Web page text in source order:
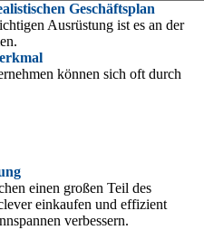
Geschäftsplan
Ausrüstung ist es an der
können sich oft durch
einen großen Teil des
einkaufen und effizient
verbessern.